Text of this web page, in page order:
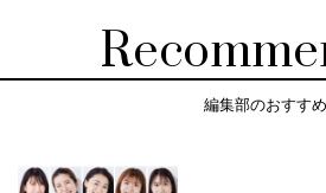
編集部のおすすめ